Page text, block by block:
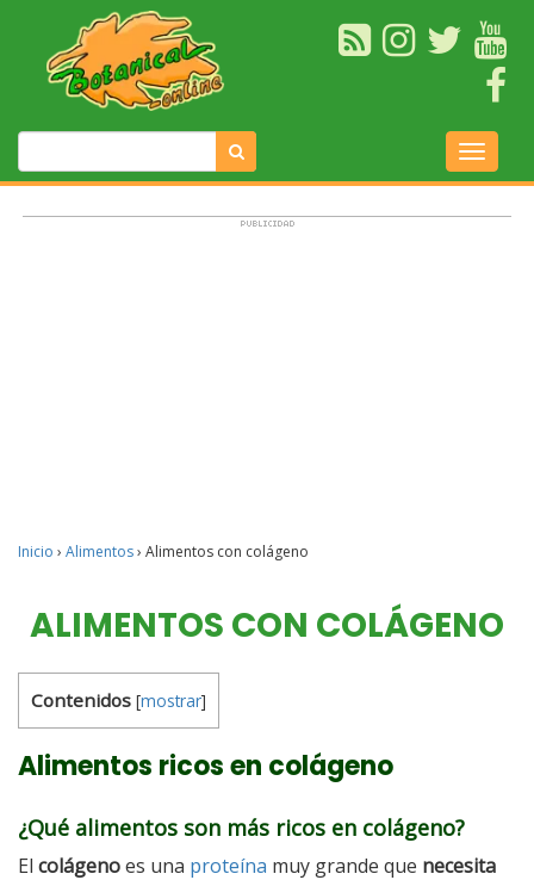
Inicio › Alimentos› Alimentos con colágeno
ALIMENTOS CON COLÁGENO
Contenidos [mostrar]
Alimentos ricos en colágeno
¿Qué alimentos son más ricos en colágeno?
El colágenoes una proteína muy grande que necesita